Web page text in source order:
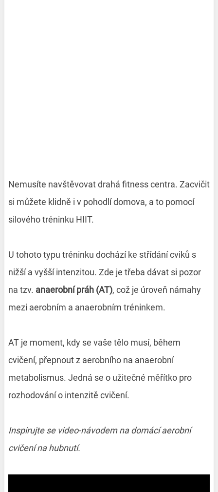
Nemusíte navštěvovat drahá fitness centra. Zacvičit
si můžete klidně i v pohodlí domova, a to pomocí
silového tréninku HIIT.
U tohoto typu tréninku dochází ke střídání cviků s
nižší a vyšší intenzitou. Zde je třeba dávat si pozor
na tzv. anaerobní práh (AT), což je úroveň námahy
mezi aerobním a anaerobním tréninkem.
AT je moment, kdy se vaše tělo musí, během
cvičení, přepnout z aerobního na anaerobní
metabolismus. Jedná se o užitečné měřítko pro
rozhodování o intenzitě cvičení.
Inspirujte se video-návodem na domácí aerobní
cvičení na hubnutí.